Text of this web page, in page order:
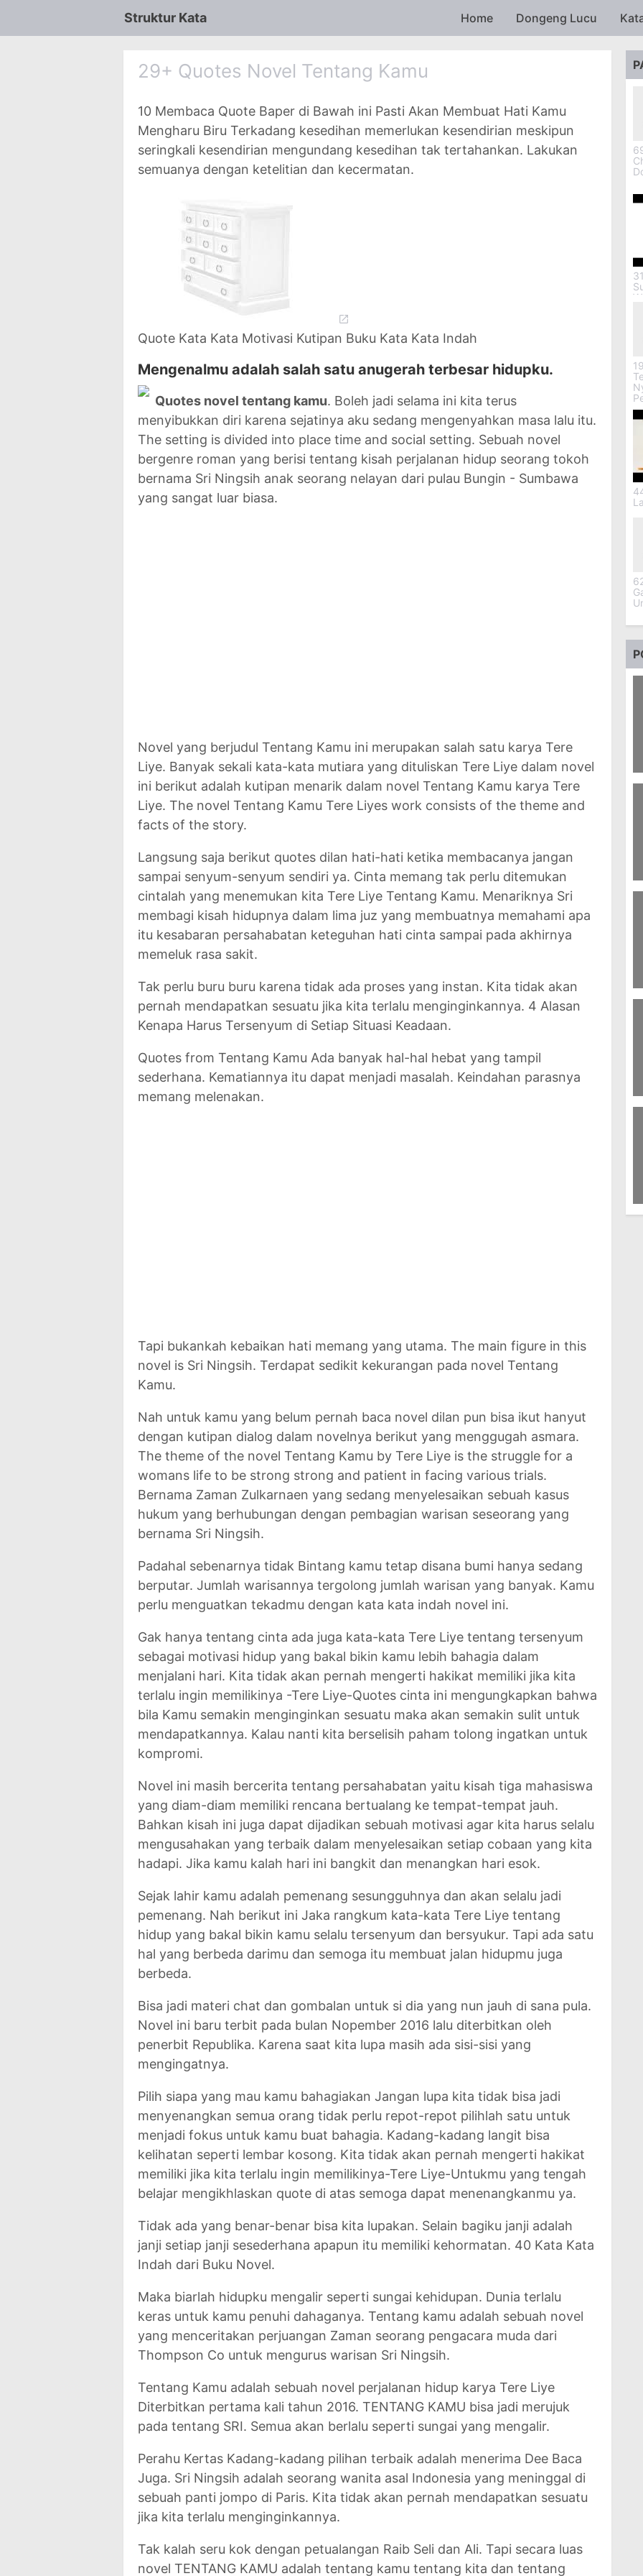
Skip to main content
Struktur Kata Home Dongeng Lucu
29+ Quotes Novel Tentang Kamu
10 Membaca Quote Baper di Bawah ini Pasti Akan Membuat Hati Kamu
Mengharu Biru Terkadang kesedihan memerlukan kesendirian meskipun
seringkali kesendirian mengundang kesedihan tak tertahankan. Lakukan
semuanya dengan ketelitian dan kecermatan.
Quote Kata Kata Motivasi Kutipan Buku Kata Kata Indah
Mengenalmu adalah salah satu anugerah terbesar hidupku.
Quotes novel tentang kamu. Boleh jadi selama ini kita terus
menyibukkan diri karena sejatinya aku sedang mengenyahkan masa lalu itu.
The setting is divided into place time and social setting. Sebuah novel
bergenre roman yang berisi tentang kisah perjalanan hidup seorang tokoh
bernama Sri Ningsih anak seorang nelayan dari pulau Bungin - Sumbawa
yang sangat luar biasa.
Novel yang berjudul Tentang Kamu ini merupakan salah satu karya Tere
Liye. Banyak sekali kata-kata mutiara yang dituliskan Tere Liye dalam novel
ini berikut adalah kutipan menarik dalam novel Tentang Kamu karya Tere
Liye. The novel Tentang Kamu Tere Liyes work consists of the theme and
facts of the story.
Langsung saja berikut quotes dilan hati-hati ketika membacanya jangan
sampai senyum-senyum sendiri ya. Cinta memang tak perlu ditemukan
cintalah yang menemukan kita Tere Liye Tentang Kamu. Menariknya Sri
membagi kisah hidupnya dalam lima juz yang membuatnya memahami apa
itu kesabaran persahabatan keteguhan hati cinta sampai pada akhirnya
memeluk rasa sakit.
Tak perlu buru buru karena tidak ada proses yang instan. Kita tidak akan
pernah mendapatkan sesuatu jika kita terlalu menginginkannya. 4 Alasan
Kenapa Harus Tersenyum di Setiap Situasi Keadaan.
Quotes from Tentang Kamu Ada banyak hal-hal hebat yang tampil
sederhana. Kematiannya itu dapat menjadi masalah. Keindahan parasnya
memang melenakan.
Tapi bukankah kebaikan hati memang yang utama. The main figure in this
novel is Sri Ningsih. Terdapat sedikit kekurangan pada novel Tentang
Kamu.
Nah untuk kamu yang belum pernah baca novel dilan pun bisa ikut hanyut
dengan kutipan dialog dalam novelnya berikut yang menggugah asmara.
The theme of the novel Tentang Kamu by Tere Liye is the struggle for a
womans life to be strong strong and patient in facing various trials.
Bernama Zaman Zulkarnaen yang sedang menyelesaikan sebuah kasus
hukum yang berhubungan dengan pembagian warisan seseorang yang
bernama Sri Ningsih.
Padahal sebenarnya tidak Bintang kamu tetap disana bumi hanya sedang
berputar. Jumlah warisannya tergolong jumlah warisan yang banyak. Kamu
perlu menguatkan tekadmu dengan kata kata indah novel ini.
Gak hanya tentang cinta ada juga kata-kata Tere Liye tentang tersenyum
sebagai motivasi hidup yang bakal bikin kamu lebih bahagia dalam
menjalani hari. Kita tidak akan pernah mengerti hakikat memiliki jika kita
terlalu ingin memilikinya -Tere Liye-Quotes cinta ini mengungkapkan bahwa
bila Kamu semakin menginginkan sesuatu maka akan semakin sulit untuk
mendapatkannya. Kalau nanti kita berselisih paham tolong ingatkan untuk
kompromi.
Novel ini masih bercerita tentang persahabatan yaitu kisah tiga mahasiswa
yang diam-diam memiliki rencana bertualang ke tempat-tempat jauh.
Bahkan kisah ini juga dapat dijadikan sebuah motivasi agar kita harus selalu
mengusahakan yang terbaik dalam menyelesaikan setiap cobaan yang kita
hadapi. Jika kamu kalah hari ini bangkit dan menangkan hari esok.
Sejak lahir kamu adalah pemenang sesungguhnya dan akan selalu jadi
pemenang. Nah berikut ini Jaka rangkum kata-kata Tere Liye tentang
hidup yang bakal bikin kamu selalu tersenyum dan bersyukur. Tapi ada satu
hal yang berbeda darimu dan semoga itu membuat jalan hidupmu juga
berbeda.
Bisa jadi materi chat dan gombalan untuk si dia yang nun jauh di sana pula.
Novel ini baru terbit pada bulan Nopember 2016 lalu diterbitkan oleh
penerbit Republika. Karena saat kita lupa masih ada sisi-sisi yang
mengingatnya.
Pilih siapa yang mau kamu bahagiakan Jangan lupa kita tidak bisa jadi
menyenangkan semua orang tidak perlu repot-repot pilihlah satu untuk
menjadi fokus untuk kamu buat bahagia. Kadang-kadang langit bisa
kelihatan seperti lembar kosong. Kita tidak akan pernah mengerti hakikat
memiliki jika kita terlalu ingin memilikinya-Tere Liye-Untukmu yang tengah
belajar mengikhlaskan quote di atas semoga dapat menenangkanmu ya.
Tidak ada yang benar-benar bisa kita lupakan. Selain bagiku janji adalah
janji setiap janji sesederhana apapun itu memiliki kehormatan. 40 Kata Kata
Indah dari Buku Novel.
Maka biarlah hidupku mengalir seperti sungai kehidupan. Dunia terlalu
keras untuk kamu penuhi dahaganya. Tentang kamu adalah sebuah novel
yang menceritakan perjuangan Zaman seorang pengacara muda dari
Thompson Co untuk mengurus warisan Sri Ningsih.
Tentang Kamu adalah sebuah novel perjalanan hidup karya Tere Liye
Diterbitkan pertama kali tahun 2016. TENTANG KAMU bisa jadi merujuk
pada tentang SRI. Semua akan berlalu seperti sungai yang mengalir.
Perahu Kertas Kadang-kadang pilihan terbaik adalah menerima Dee Baca
Juga. Sri Ningsih adalah seorang wanita asal Indonesia yang meninggal di
sebuah panti jompo di Paris. Kita tidak akan pernah mendapatkan sesuatu
jika kita terlalu menginginkannya.
Tak kalah seru kok dengan petualangan Raib Seli dan Ali. Tapi secara luas
novel TENTANG KAMU adalah tentang kamu tentang kita dan tentang